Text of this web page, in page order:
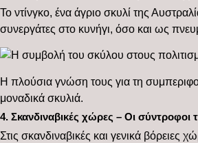
Το ντίνγκο, ένα άγριο σκυλί της
συνεργάτες στο κυνήγι, όσο και ως
Η πλούσια γνώση τους για τη
μοναδικά σκυλιά.
4. Σκανδιναβικές χώρες – Οι σύντροφοι
Στις σκανδιναβικές και γενικά